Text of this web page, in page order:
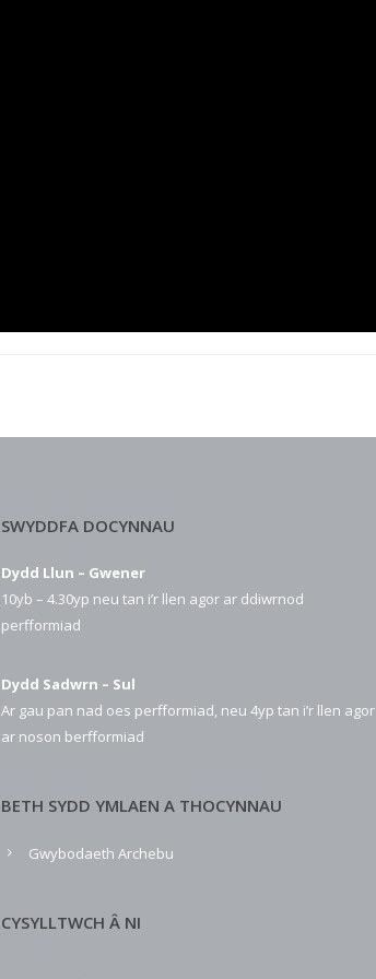
SWYDDFA DOCYNNAU
Dydd Llun – Gwener
10yb – 4.30yp neu tan i’r llen agor ar ddiwrnod
perfformiad
Dydd Sadwrn – Sul
Ar gau pan nad oes perfformiad, neu 4yp tan i’r llen agor
ar noson berfformiad
BETH SYDD YMLAEN A THOCYNNAU
Gwybodaeth Archebu
CYSYLLTWCH Â NI